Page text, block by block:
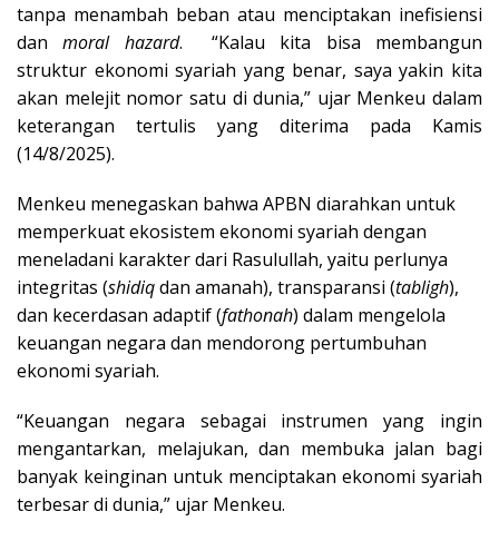
tanpa menambah beban atau menciptakan inefisiensi
danmoral hazard. “Kalau kita bisa membangun
struktur ekonomi syariah yang benar, saya yakin kita
akan melejit nomor satu di dunia,” ujar Menkeu dalam
keterangan tertulis yang diterima pada Kamis
(14/8/2025).
Menkeu menegaskan bahwa APBN diarahkan untuk
memperkuat ekosistem ekonomi syariah dengan
meneladani karakter dari Rasulullah, yaitu perlunya
integritas (shidiqdan amanah), transparansi (tabligh),
dan kecerdasan adaptif (fathonah) dalam mengelola
keuangan negara dan mendorong pertumbuhan
ekonomi syariah.
“Keuangan negara sebagai instrumen yang ingin
mengantarkan, melajukan, dan membuka jalan bagi
banyak keinginan untuk menciptakan ekonomi syariah
terbesar di dunia,” ujar Menkeu.